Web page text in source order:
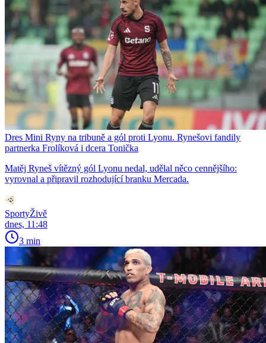
Dres Mini Ryny na tribuně a gól proti Lyonu. Rynešovi fandily
partnerka Frolíková i dcera Tonička
Matěj Ryneš vítězný gól Lyonu nedal, udělal něco cennějšího:
vyrovnal a připravil rozhodující branku Mercada.
SportyŽivě
dnes, 11:48
3 min